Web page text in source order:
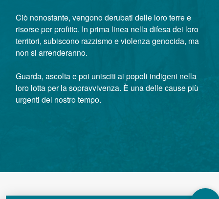
Ciò nonostante, vengono derubati delle loro terre e
risorse per profitto. In prima linea nella difesa dei loro
territori, subiscono razzismo e violenza genocida, ma
non si arrenderanno.
Guarda, ascolta e poi unisciti ai popoli indigeni nella
loro lotta per la sopravvivenza. È una delle cause più
urgenti del nostro tempo.